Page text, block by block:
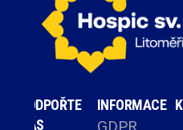
PODPOŘTE
NÁS
INFORMACE